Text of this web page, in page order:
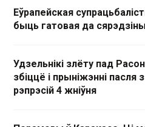
Еўрапейская
быць гатовая да
Удзельнікі злёту пад
збіццё і прыніжэнні пасля
рэпрэсій 4 жніўня